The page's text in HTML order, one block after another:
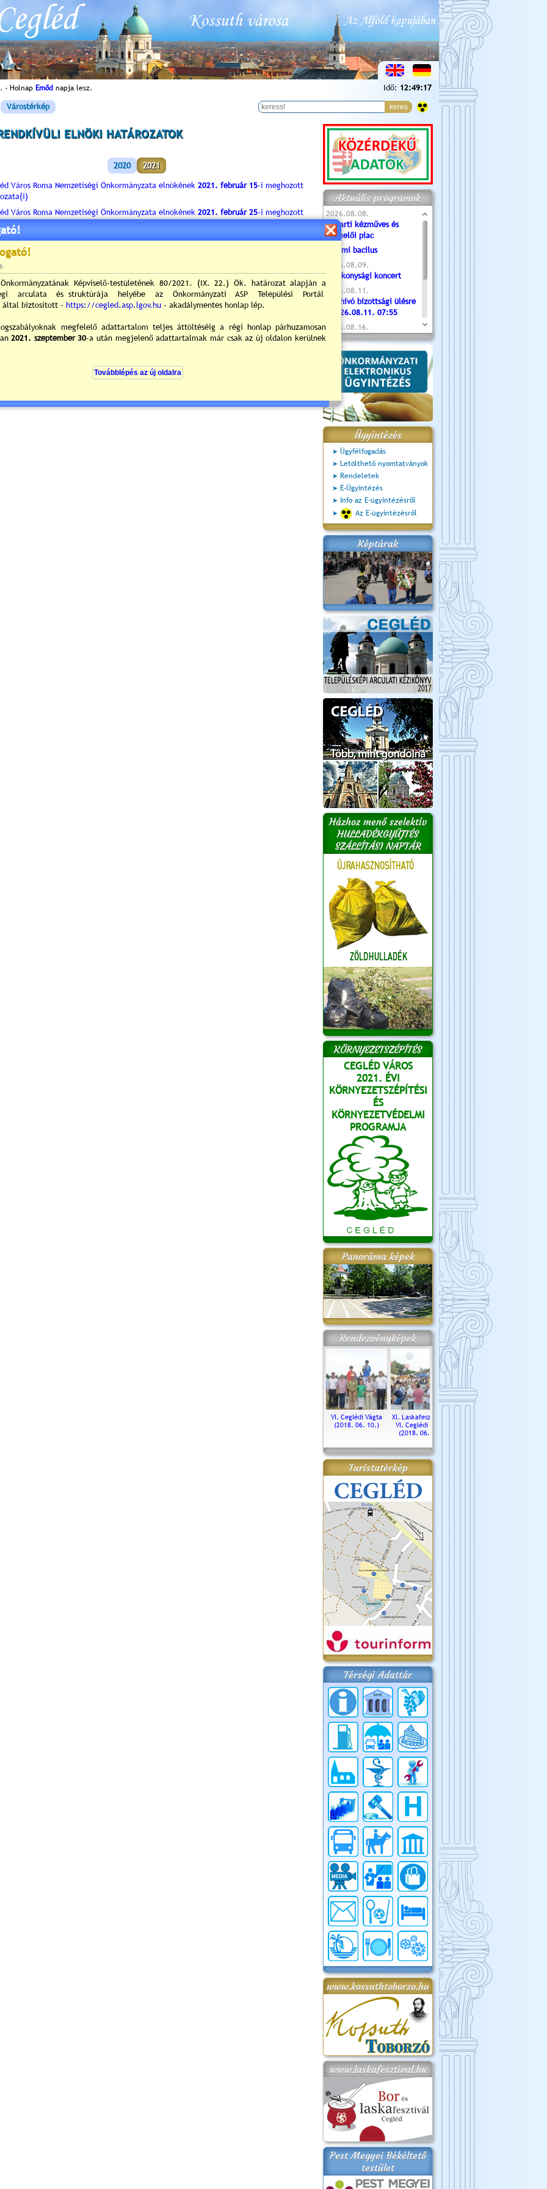
- Holnap Emőd napja lesz. Idő: 12:49:19
Várostérkép
ELNÖKI HATÁROZATOK
2020 2021
Város Roma Nemzetiségi Önkormányzata elnökének 2021. február 15-i meghozott
Város Roma Nemzetiségi Önkormányzata elnökének 2021. február 25-i meghozott
Város Roma Nemzetiségi Önkormányzata elnökének2021. május 26-i meghozott
Aktuális programok
2026.08.08.
Tóparti kézműves és
termelői piac
Valami bacilus
2026.08.09.
Jótékonysági koncert
2026.08.11.
Meghívó bizottsági ülésre
- 2026.08.11. 07:55
2026.08.16.
Újvárosi Közlekedési és
Sportnap
2026.08.19.
Ceglédi fotóklub kiállítás
2026.08.20.
Szent István Ünnepe
Ügyintézés
Ügyfélfogadás
Letölthető nyomtatványok
Rendeletek
E-Ügyintézés
Info az E-ügyintézésről
Az E-ügyintézésről
Képtárak
Házhoz menő szelektív
HULLADÉKGYŰJTÉS
SZÁLLÍTÁSI NAPTÁR
KÖRNYEZETSZÉPÍTÉS
CEGLÉD VÁROS
2021. ÉVI
KÖRNYEZETSZÉPÍTÉSI
ÉS
KÖRNYEZETVÉDELMI
PROGRAMJA
Panoráma képek
Rendezvényképek
VI. Ceglédi Vágta
(2018. 06. 10.)
XI. Laskafesztivál és
VI. Ceglédi Vágta
(2018. 06. 10.)
Turistatérkép
Térségi Adattár
www.kossuthtoborzo.hu
www.laskafesztival.hu
Pest Megyei Békéltető
testület